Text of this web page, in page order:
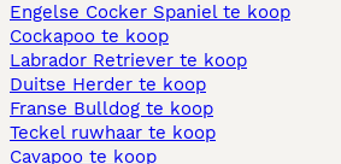
Engelse Cocker Spaniel te koop
Cockapoo te koop
Labrador Retriever te koop
Duitse Herder te koop
Franse Bulldog te koop
Teckel ruwhaar te koop
Cavapoo te koop